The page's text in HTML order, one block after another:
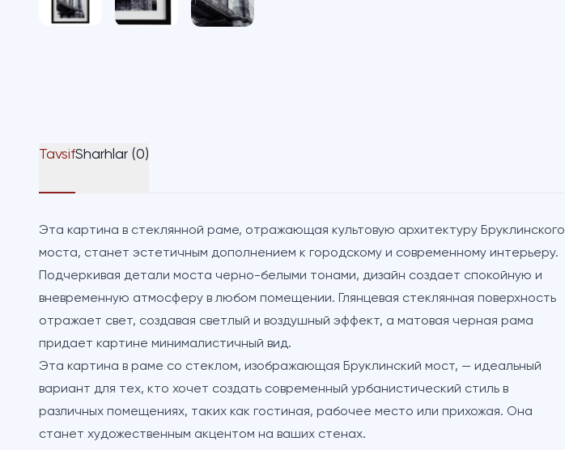
TavsifSharhlar (0)
Эта картина в стеклянной раме, отражающая культовую архитектуру Бруклинского
моста, станет эстетичным дополнением к городскому и современному интерьеру.
Подчеркивая детали моста черно-белыми тонами, дизайн создает спокойную и
вневременную атмосферу в любом помещении. Глянцевая стеклянная поверхность
отражает свет, создавая светлый и воздушный эффект, а матовая черная рама
придает картине минималистичный вид.
Эта картина в раме со стеклом, изображающая Бруклинский мост, — идеальный
вариант для тех, кто хочет создать современный урбанистический стиль в
различных помещениях, таких как гостиная, рабочее место или прихожая. Она
станет художественным акцентом на ваших стенах.